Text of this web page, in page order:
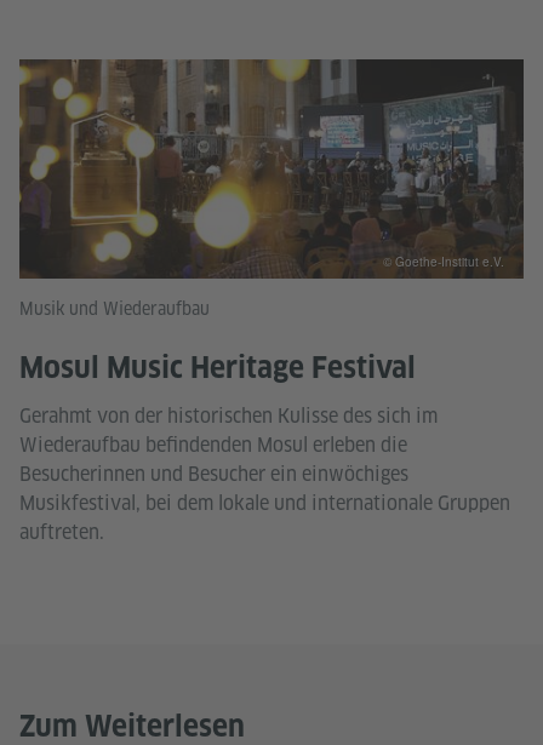
Musik und Wiederaufbau
Mosul Music Heritage Festival
Gerahmt von der historischen Kulisse des sich im
Wiederaufbau befindenden Mosul erleben die
Besucherinnen und Besucher ein einwöchiges
Musikfestival, bei dem lokale und internationale Gruppen
auftreten.
© Goethe-Institut e.V.
Zum Weiterlesen